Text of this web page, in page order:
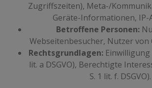
Zugriffszeiten), Meta-/
Geräte-Informationen, IP-
Betroffene Personen:
Webseitenbesucher, Nutzer von
Rechtsgrundlagen: Einwilligung
lit. a DSGVO), Berechtigte
S. 1 lit. f. DSGVO).